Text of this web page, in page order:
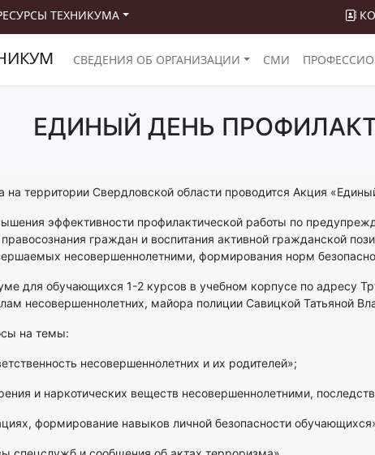
ТЕХНИКУМА
СВЕДЕНИЯ ОБ ОРГАНИЗАЦИИ СМИ
ЕДИНЫЙ ДЕНЬ
на территории Свердловской области проводится Акция
эффективности профилактической работы по
граждан и воспитания активной гражданской
несовершеннолетними, формирования норм
для обучающихся 1-2 курсов в учебном корпусе по адресу
несовершеннолетних, майора полиции Савицкой Татьяной
на темы:
несовершеннолетних и их родителей»;
и наркотических веществ несовершеннолетними,
формирование навыков личной безопасности